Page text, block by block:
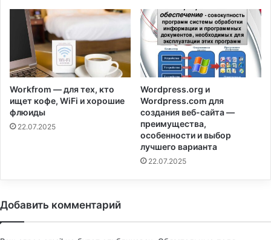
Workfrom — для тех, кто
ищет кофе, WiFi и хорошие
флюиды
22.07.2025
Wordpress.org и
Wordpress.com для
создания веб-сайта —
преимущества,
особенности и выбор
лучшего варианта
22.07.2025
Добавить комментарий